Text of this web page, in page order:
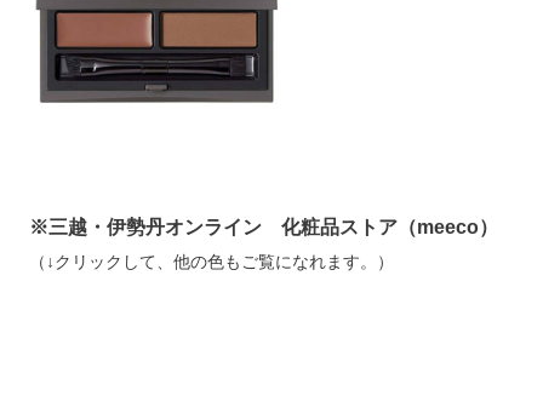
※三越・伊勢丹オンライン 化粧品ストア（meeco）
（↓クリックして、他の色もご覧になれます。）